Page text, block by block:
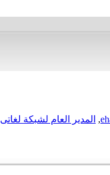
,المدير العام لشبكة لغاتى ,